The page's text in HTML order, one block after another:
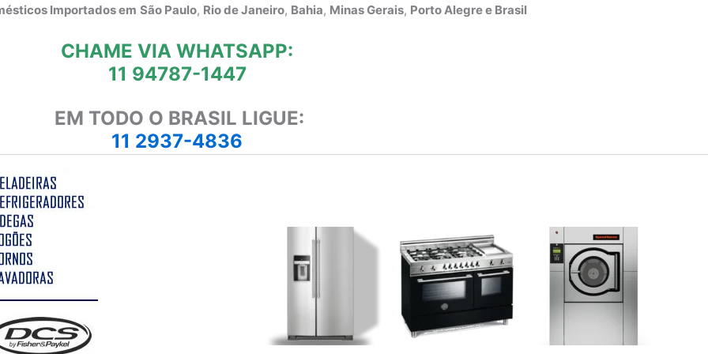
Importados em São Paulo, Rio de Janeiro, Bahia, Minas Gerais, Porto Alegre e Brasil
CHAME VIA WHATSAPP:
11 94787-1447
EM TODO O BRASIL LIGUE:
11 2937-4836